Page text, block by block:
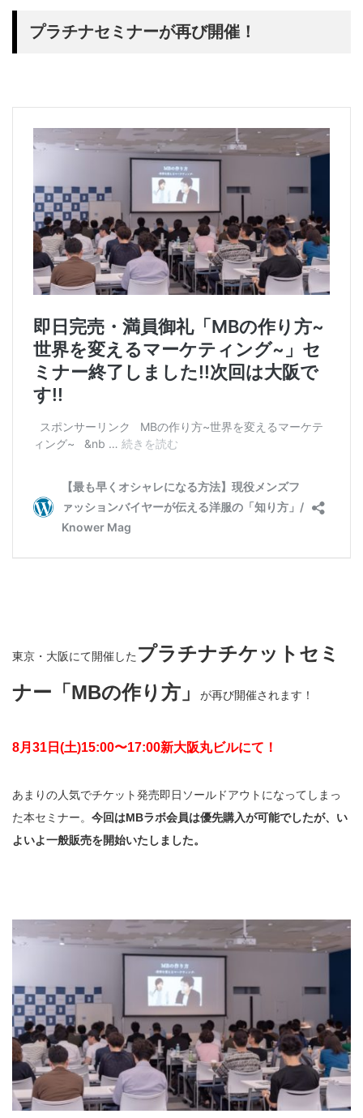
プラチナセミナーが再び開催！
東京・大阪にて開催した プラチナチケットセミ
ナー「MBの作り方」
が再び開催されます！
8月31日(土)15:00〜17:00新大阪丸ビルにて！
あまりの人気でチケット発売即日ソールドアウトになってしまっ
た本セミナー。 今回はMBラボ会員は優先購入が可能でしたが、い
よいよ一般販売を開始いたしました。